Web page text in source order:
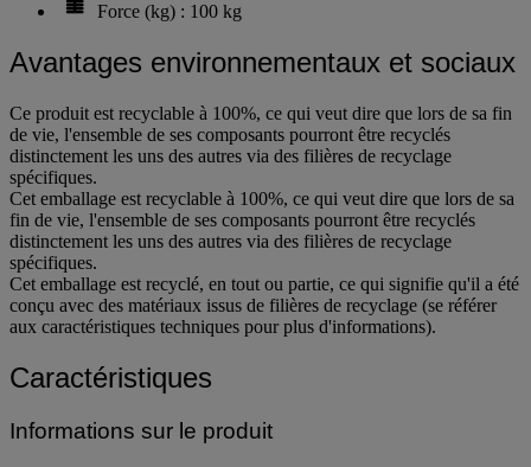
Force (kg) : 100 kg
Avantages environnementaux et sociaux
Ce produit est recyclable à 100%, ce qui veut dire que lors de sa fin
de vie, l'ensemble de ses composants pourront être recyclés
distinctement les uns des autres via des filières de recyclage
spécifiques.
Cet emballage est recyclable à 100%, ce qui veut dire que lors de sa
fin de vie, l'ensemble de ses composants pourront être recyclés
distinctement les uns des autres via des filières de recyclage
spécifiques.
Cet emballage est recyclé, en tout ou partie, ce qui signifie qu'il a été
conçu avec des matériaux issus de filières de recyclage (se référer
aux caractéristiques techniques pour plus d'informations).
Caractéristiques
Informations sur le produit